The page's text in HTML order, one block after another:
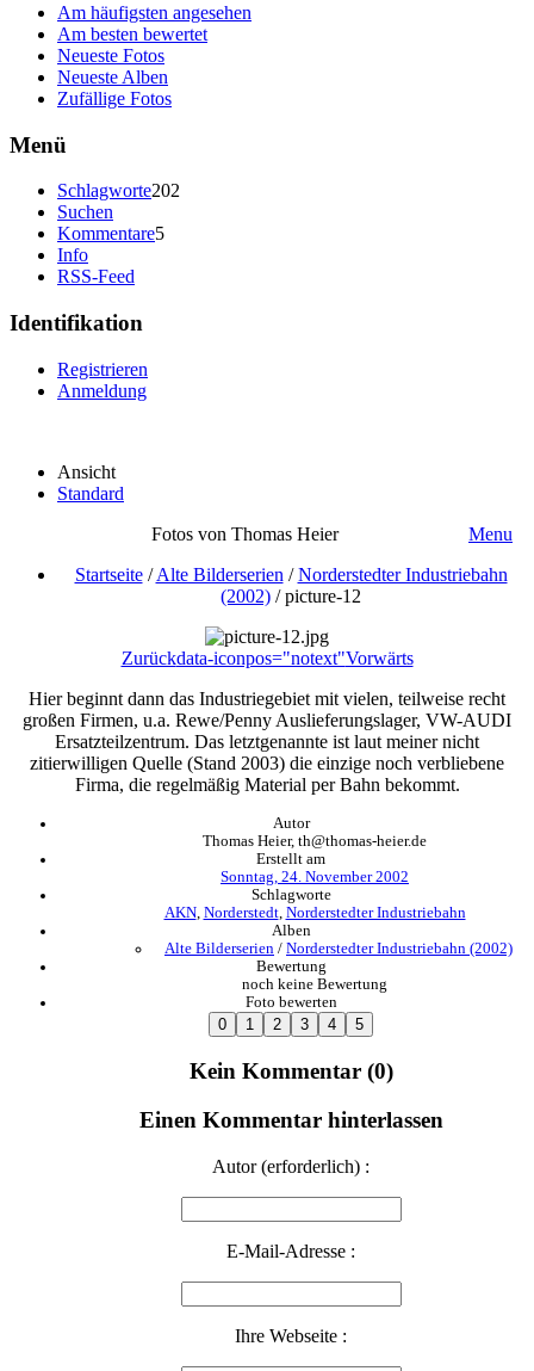
Am häufigsten angesehen
Am besten bewertet
Neueste Fotos
Neueste Alben
Zufällige Fotos
Menü
Schlagworte202
Suchen
Kommentare5
Info
RSS-Feed
Identifikation
Registrieren
Anmeldung
Ansicht
Standard
Fotos von Thomas Heier
Menu
Startseite/Alte Bilderserien /Norderstedter Industriebahn
(2002) /picture-12
Zurückdata-iconpos="notext"Vorwärts
Hier beginnt dann das Industriegebiet mit vielen, teilweise recht
großen Firmen, u.a. Rewe/Penny Auslieferungslager, VW-AUDI
Ersatzteilzentrum. Das letztgenannte ist laut meiner nicht
zitierwilligen Quelle (Stand 2003) die einzige noch verbliebene
Firma, die regelmäßig Material per Bahn bekommt.
Autor
Thomas Heier, th@thomas-heier.de
Erstellt am
Sonntag, 24. November 2002
Schlagworte
AKN, Norderstedt, Norderstedter Industriebahn
Alben
Alte Bilderserien / Norderstedter Industriebahn (2002)
Bewertung
noch keine Bewertung
Foto bewerten
Kein Kommentar (0)
Einen Kommentar hinterlassen
Autor (erforderlich) :
E-Mail-Adresse :
Ihre Webseite :